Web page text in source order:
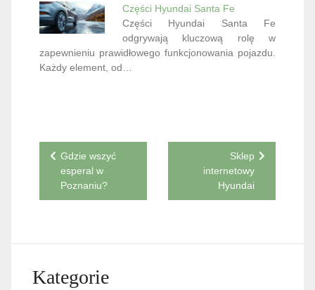
Części Hyundai Santa Fe
Części Hyundai Santa Fe
odgrywają kluczową rolę w
zapewnieniu prawidłowego funkcjonowania pojazdu.
Każdy element, od…
Nawigacja
wpisu
Gdzie wszyć
esperal w
Poznaniu?
Sklep
internetowy
Hyundai
Kategorie